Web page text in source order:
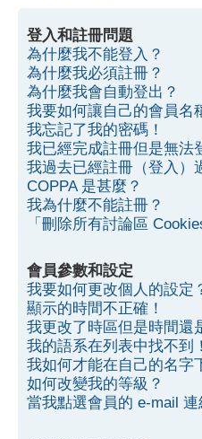
登入和註冊問題
為什麼我不能登入？
為什麼我必須註冊？
為什麼我會自動登出？
我要如何讓自己的會員名
我忘記了我的密碼！
我已經完成註冊但是無法
我過去已經註冊（登入）
COPPA 是甚麼？
我為什麼不能註冊？
「刪除所有討論區
會員參數和設定
我要如何更改個人的設定
顯示的時間不正確！
我更改了時區但是時間還
我的語系在列表中找不到！
我如何才能在自己的名字
如何改變我的等級？
當我點選會員的 e-mail